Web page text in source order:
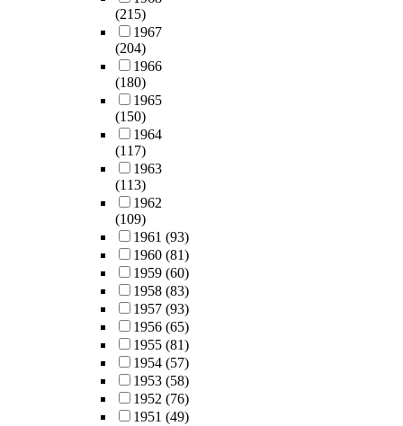
(215)
1967
(204)
1966
(180)
1965
(150)
1964
(117)
1963
(113)
1962
(109)
1961 (93)
1960 (81)
1959 (60)
1958 (83)
1957 (93)
1956 (65)
1955 (81)
1954 (57)
1953 (58)
1952 (76)
1951 (49)